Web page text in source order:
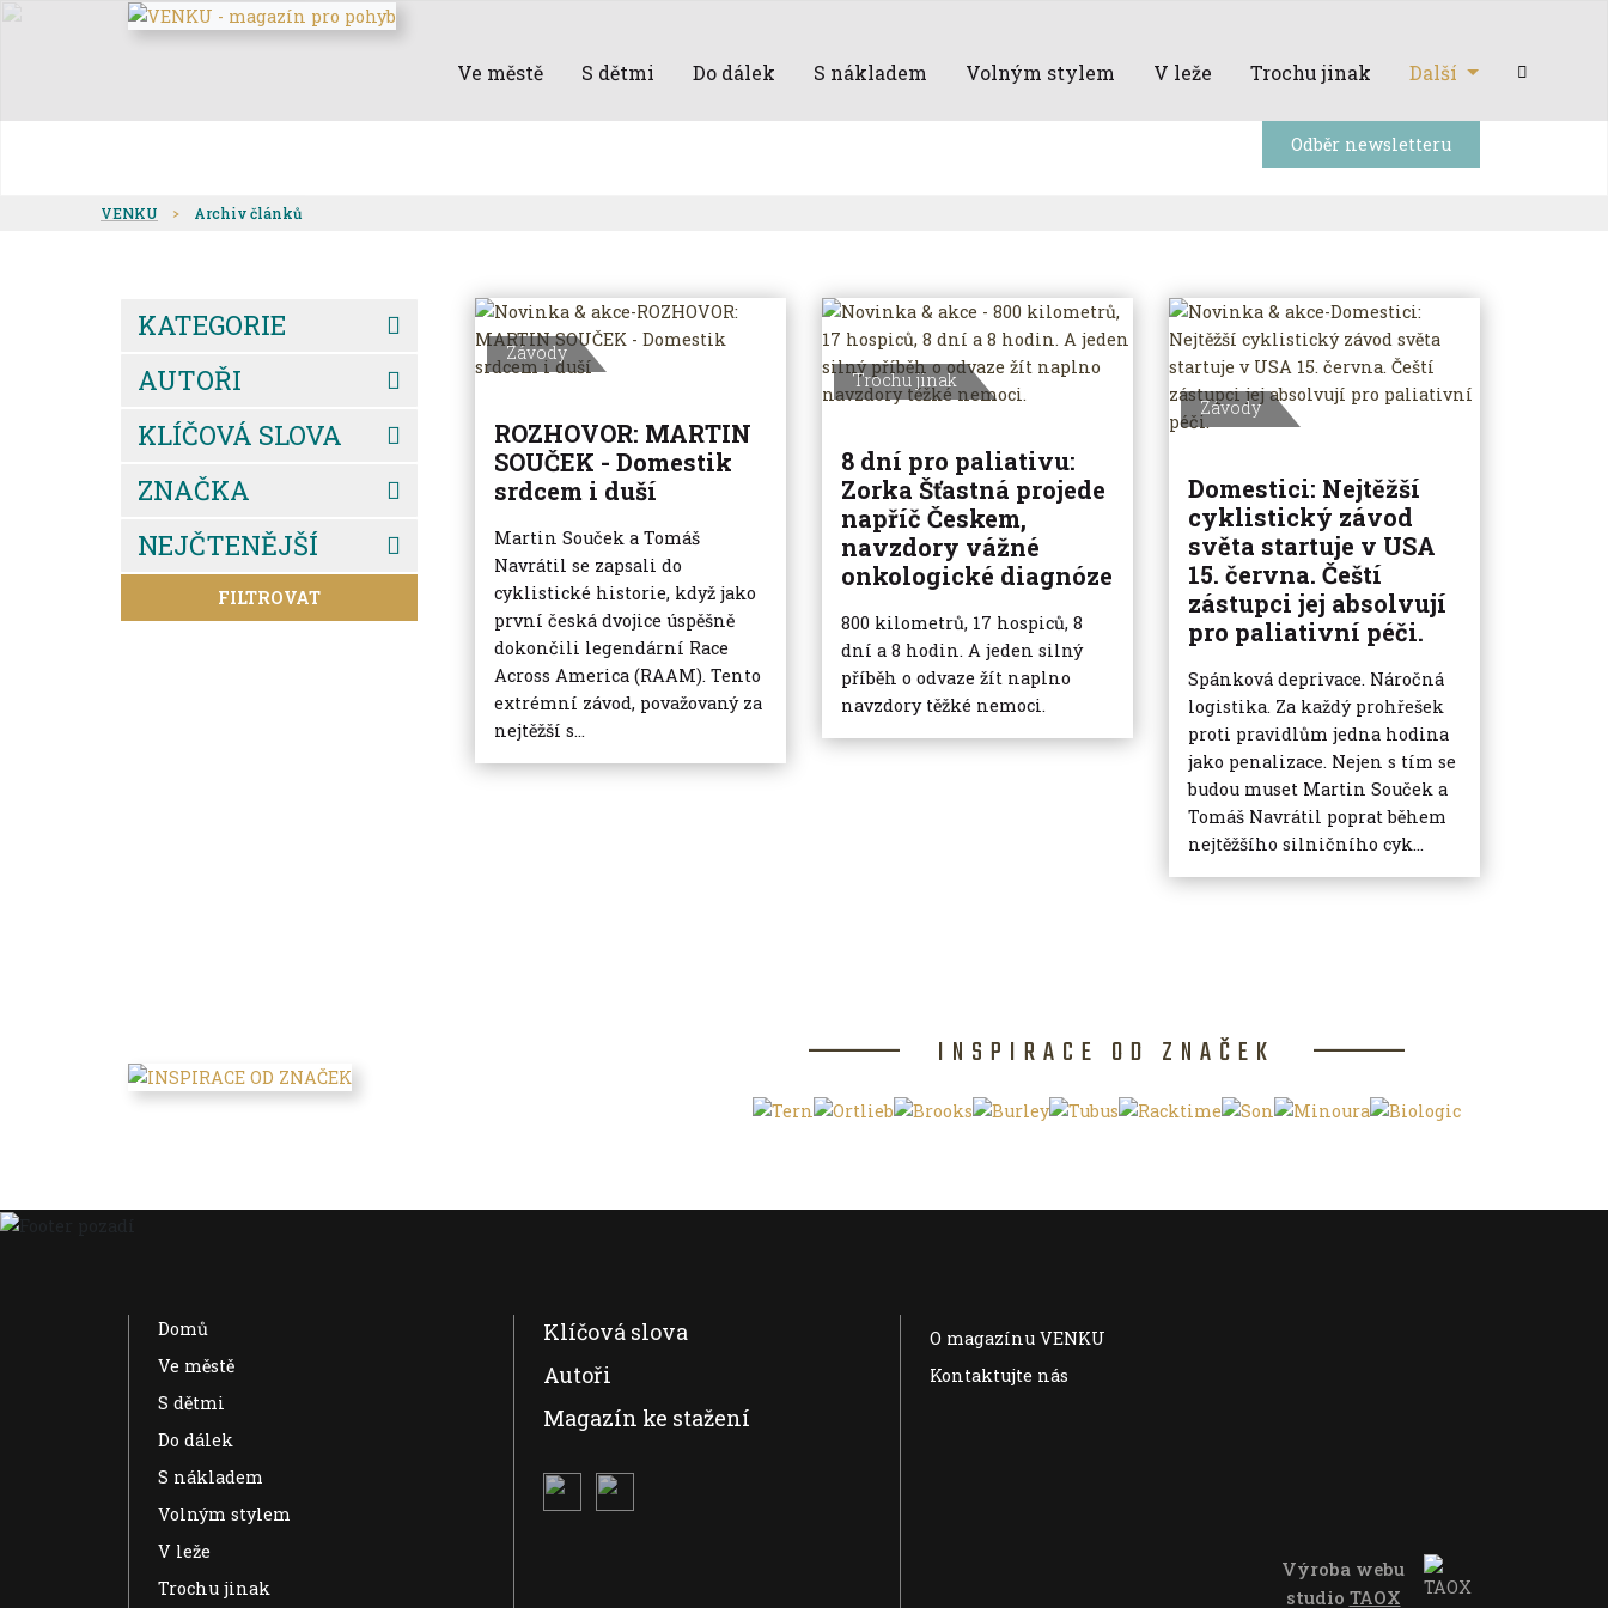
Ve městě S dětmi Do dálek S nákladem Volným stylem V leže Trochu jinak Další
Odběr newsletteru
VENKU Archiv článků
KATEGORIE
AUTOŘI
KLÍČOVÁ SLOVA
ZNAČKA
NEJČTENĚJŠÍ
FILTROVAT
Závody
ROZHOVOR: MARTIN
SOUČEK - Domestik
srdcem i duší
Martin Souček a Tomáš
Navrátil se zapsali do
cyklistické historie, když jako
první česká dvojice úspěšně
dokončili legendární Race
Across America (RAAM). Tento
extrémní závod, považovaný za
nejtěžší s...
Trochu jinak
8 dní pro paliativu:
Zorka Šťastná projede
napříč Českem,
navzdory vážné
onkologické diagnóze
800 kilometrů, 17 hospiců, 8
dní a 8 hodin. A jeden silný
příběh o odvaze žít naplno
navzdory těžké nemoci.
Závody
Domestici: Nejtěžší
cyklistický závod
světa startuje v USA
15. června. Čeští
zástupci jej absolvují
pro paliativní péči.
Spánková deprivace. Náročná
logistika. Za každý prohřešek
proti pravidlům jedna hodina
jako penalizace. Nejen s tím se
budou muset Martin Souček a
Tomáš Navrátil poprat během
nejtěžšího silničního cyk...
INSPIRACE OD ZNAČEK
Výroba webu
studio TAOX
Domů
Ve městě
S dětmi
Do dálek
S nákladem
Volným stylem
V leže
Trochu jinak
Klíčová slova
Autoři
Magazín ke stažení
O magazínu VENKU
Kontaktujte nás